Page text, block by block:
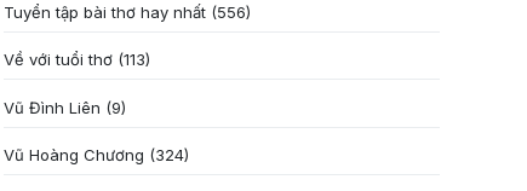
Tuyển tập bài thơ hay nhất (556)
Về với tuổi thơ (113)
Vũ Đình Liên (9)
Vũ Hoàng Chương (324)